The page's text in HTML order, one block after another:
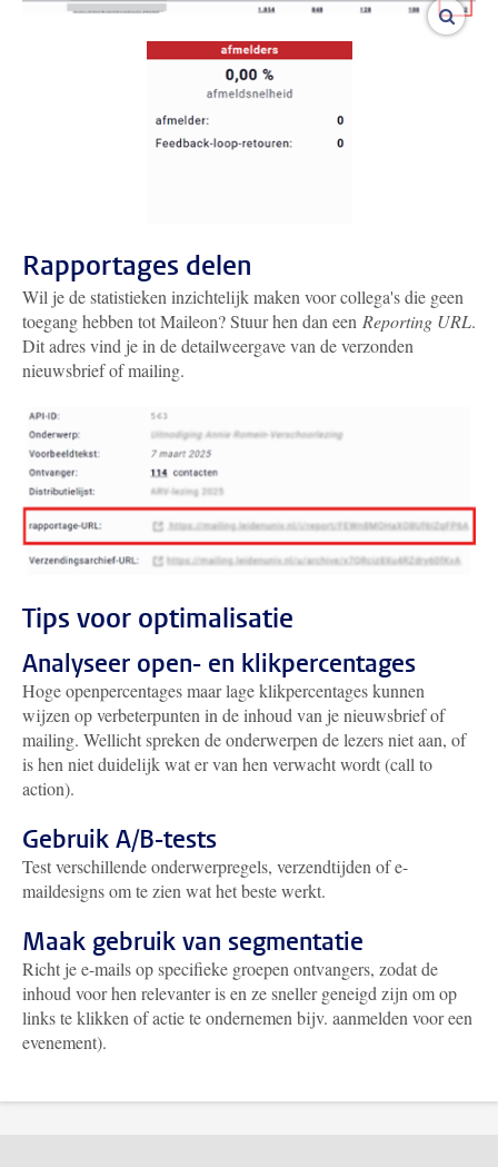
Rapportages delen
Wil je de statistieken inzichtelijk maken voor collega's die geen
toegang hebben tot Maileon? Stuur hen dan een Reporting URL.
Dit adres vind je in de detailweergave van de verzonden
nieuwsbrief of mailing.
Tips voor optimalisatie
Analyseer open- en klikpercentages
Hoge openpercentages maar lage klikpercentages kunnen
wijzen op verbeterpunten in de inhoud van je nieuwsbrief of
mailing. Wellicht spreken de onderwerpen de lezers niet aan, of
is hen niet duidelijk wat er van hen verwacht wordt (call to
action).
Gebruik A/B-tests
Test verschillende onderwerpregels, verzendtijden of e-
maildesigns om te zien wat het beste werkt.
Maak gebruik van segmentatie
Richt je e-mails op specifieke groepen ontvangers, zodat de
inhoud voor hen relevanter is en ze sneller geneigd zijn om op
links te klikken of actie te ondernemen bijv. aanmelden voor een
evenement).